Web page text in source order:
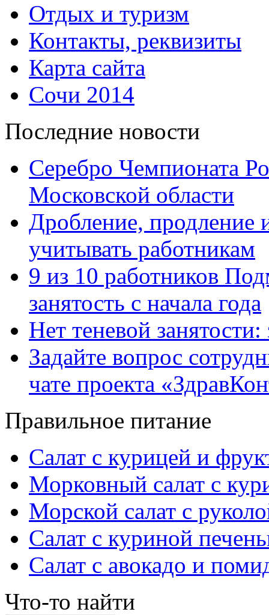
Отдых и туризм
Контакты, реквизиты
Карта сайта
Сочи 2014
Последние новости
Серебро Чемпионата
Московской области
Дробление, продление
учитывать работникам
9 из 10 работников
занятость с начала года
Нет теневой
Задайте вопрос
чате проекта
Правильное питание
Салат с курицей и
Морковный салат с
Морской салат с
Салат с куриной
Салат с авокадо и
Что-то найти